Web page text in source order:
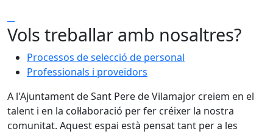
Vols treballar amb nosaltres?
Processos de selecció de personal
Professionals i proveïdors
A l'Ajuntament de Sant Pere de Vilamajor creiem en el
talent i en la col·laboració per fer créixer la nostra
comunitat. Aquest espai està pensat tant per a les